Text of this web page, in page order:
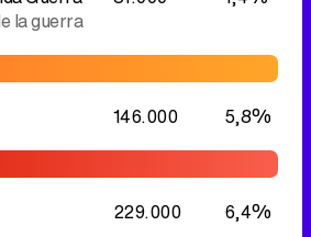
229.000 6,4%
131.000 7,1%